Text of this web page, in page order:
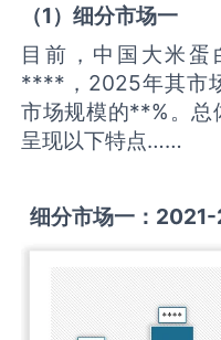
（1）细分市场一
目前，中国大米
****，2025年其市
市场规模的**%。
呈现以下特点……
细分市场一：